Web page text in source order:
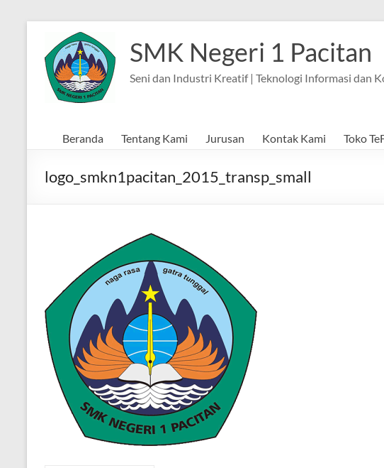
content
SMK Negeri 1 Pacitan
Seni dan Industri Kreatif | Teknologi Informasi dan
Beranda Tentang Kami Jurusan Kontak Kami Toko
logo_smkn1pacitan_2015_transp_small